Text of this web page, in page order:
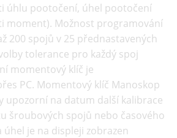
úhlu pootočení, úhel pootočení
moment). Možnost programování
200 spojů v 25 přednastavených
tolerance pro každý spoj
momentový klíč je
PC. Momentový klíč Manoskop
upozorní na datum další kalibrace
šroubových spojů nebo časového
je na displeji zobrazen